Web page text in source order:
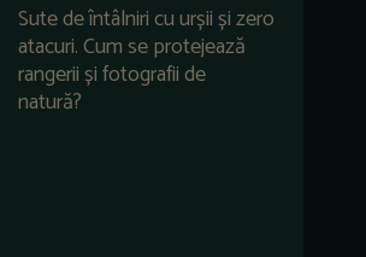
Sute de întâlniri cu urșii și zero
atacuri. Cum se protejează
rangerii și fotografii de
natură?